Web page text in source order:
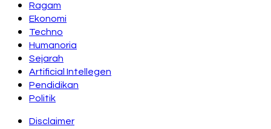
Ragam
Ekonomi
Techno
Humanoria
Sejarah
Artificial Intellegen
Pendidikan
Politik
Disclaimer